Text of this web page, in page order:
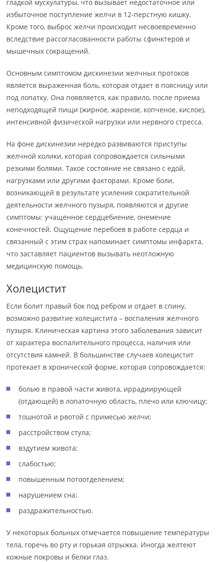
гладкой мускулатуры, что вызывает недостаточное или
избыточное поступление желчи в 12-перстную кишку.
Кроме того, выброс желчи происходит несвоевременно
вследствие рассогласованности работы сфинктеров и
мышечных сокращений.
Основным симптомом дискинезии желчных протоков
является выраженная боль, которая отдает в поясницу или
под лопатку. Она появляется, как правило, после приема
неподходящей пищи (жирное, жареное, копченое, кислое),
интенсивной физической нагрузки или нервного стресса.
На фоне дискинезии нередко развиваются приступы
желчной колики, которая сопровождается сильными
резкими болями. Такое состояние не связано с едой,
нагрузками или другими факторами. Кроме боли,
возникающей в результате усиления сократительной
деятельности желчного пузыря, появляются и другие
симптомы: учащенное сердцебиение, онемение
конечностей. Ощущение перебоев в работе сердца и
связанный с этим страх напоминает симптомы инфаркта,
что заставляет пациентов вызывать неотложную
медицинскую помощь.
Холецистит
Если болит правый бок под ребром и отдает в спину,
возможно развитие холецистита – воспаления желчного
пузыря. Клиническая картина этого заболевания зависит
от характера воспалительного процесса, наличия или
отсутствия камней. В большинстве случаев холецистит
протекает в хронической форме, которая сопровождается:
болью в правой части живота, иррадиирующей
(отдающей) в лопаточную область, плечо или ключицу;
тошнотой и рвотой с примесью желчи;
расстройством стула;
вздутием живота;
слабостью;
повышенным потоотделением;
нарушением сна;
раздражительностью.
У некоторых больных отмечается повышение температуры
тела, горечь во рту и горькая отрыжка. Иногда желтеют
кожные покровы и белки глаз.